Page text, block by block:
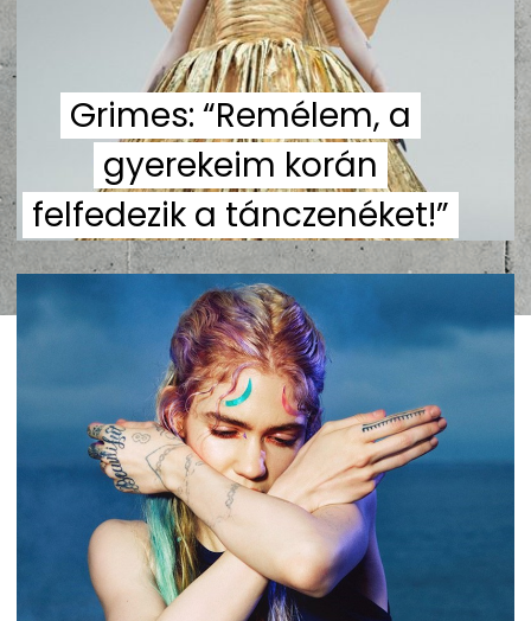
Grimes: “Remélem, a
gyerekeim korán
felfedezik a tánczenéket!”